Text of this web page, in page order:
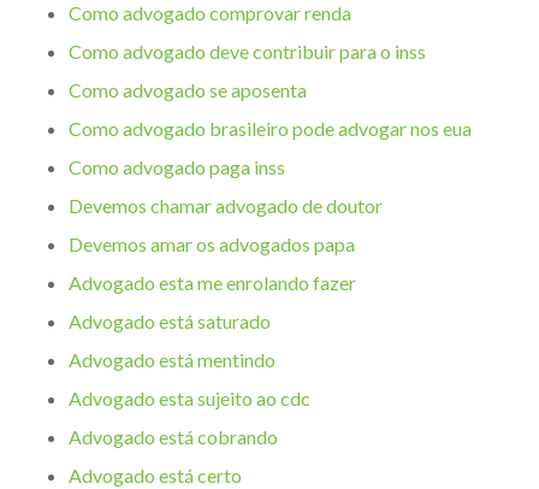
Como advogado comprovar renda
Como advogado deve contribuir para o inss
Como advogado se aposenta
Como advogado brasileiro pode advogar nos eua
Como advogado paga inss
Devemos chamar advogado de doutor
Devemos amar os advogados papa
Advogado esta me enrolando fazer
Advogado está saturado
Advogado está mentindo
Advogado esta sujeito ao cdc
Advogado está cobrando
Advogado está certo